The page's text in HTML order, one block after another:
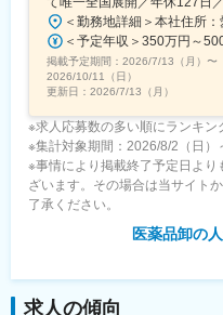
掲載予定期間： 2026/7/13（月） 〜
2026/10/11（日）
更新日： 2026/7/13（月）
※求人応募数の多い順にランキン
※集計対象期間：2026/8/2（日）
※事情により掲載終了予定日よ
ざいます。その場合は当サイト
了承ください。
医薬品卸の
求人の傾向